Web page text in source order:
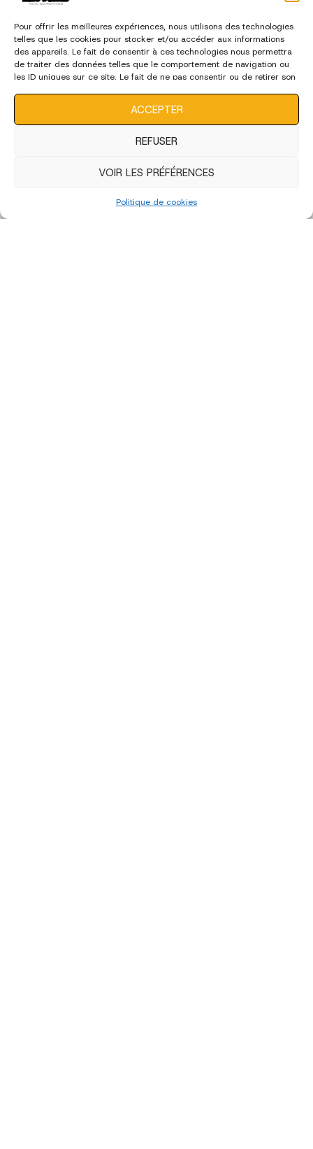
Pour offrir les meilleures expériences, nous utilisons des technologies
telles que les cookies pour stocker et/ou accéder aux informations
des appareils. Le fait de consentir à ces technologies nous permettra
de traiter des données telles que le comportement de navigation ou
les ID uniques sur ce site. Le fait de ne pas consentir ou de retirer son
ACCEPTER
REFUSER
VOIR LES PRÉFÉRENCES
Politique de cookies